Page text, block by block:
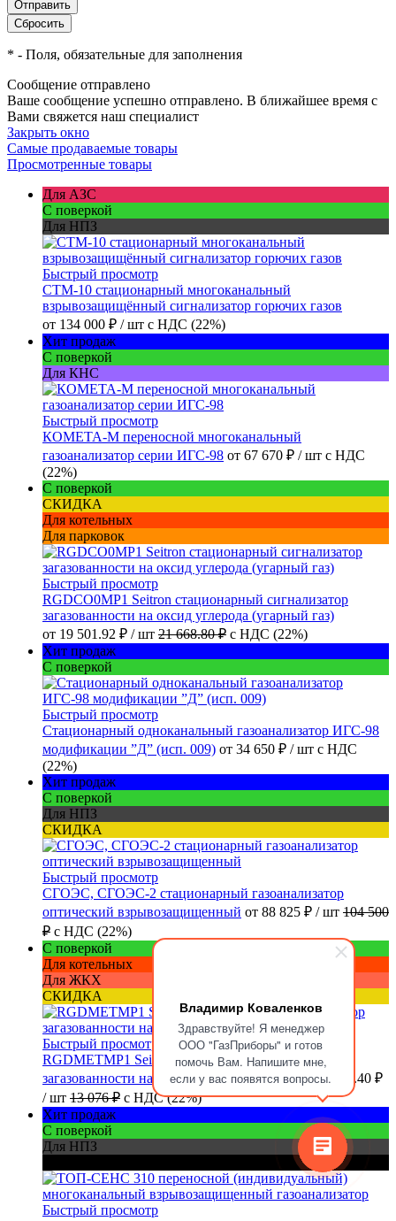
Владимир Коваленков
Здравствуйте! Я менеджер
ООО "ГазПриборы" и готов
помочь Вам. Напишите мне,
если у вас появятся вопросы.
* - Поля, обязательные для заполнения
Сообщение отправлено
Ваше сообщение успешно отправлено. В ближайшее время с
Вами свяжется наш специалист
Закрыть окно
Самые продаваемые товары
Просмотренные товары
Для АЗС
С поверкой
Для НПЗ
Быстрый просмотр
СТМ-10 стационарный многоканальный
взрывозащищённый сигнализатор горючих газов
от 134 000 ₽ / шт с НДС (22%)
Хит продаж
С поверкой
Для КНС
Быстрый просмотр
КОМЕТА-М переносной многоканальный
газоанализатор серии ИГС-98 от 67 670 ₽ / шт с НДС
(22%)
С поверкой
СКИДКА
Для котельных
Для парковок
Быстрый просмотр
RGDCO0MP1 Seitron стационарный сигнализатор
загазованности на оксид углерода (угарный газ)
от 19 501.92 ₽ / шт 21 668.80 ₽ с НДС (22%)
Хит продаж
С поверкой
Быстрый просмотр
Стационарный одноканальный газоанализатор ИГС-98
модификации ”Д” (исп. 009) от 34 650 ₽ / шт с НДС
(22%)
Хит продаж
С поверкой
Для НПЗ
СКИДКА
Быстрый просмотр
СГОЭС, СГОЭС-2 стационарный газоанализатор
оптический взрывозащищенный от 88 825 ₽ / шт 104 500
₽ с НДС (22%)
С поверкой
Для котельных
Для ЖКХ
СКИДКА
Быстрый просмотр
RGDMETMP1 Seitron стационарный сигнализатор
загазованности на природный газ (метан) от11 768.40 ₽
/ шт 13 076 ₽ с НДС (22%)
Хит продаж
С поверкой
Для НПЗ
Быстрый просмотр